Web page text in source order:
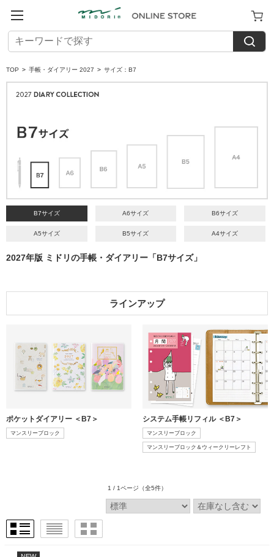
TOP > 手帳・ダイアリー 2027 > サイズ：B7
B7サイズ A6サイズ B6サイズ
A5サイズ B5サイズ A4サイズ
2027年版 ミドリの手帳・ダイアリー「B7サイズ」
ラインアップ
ポケットダイアリー ＜B7＞
マンスリーブロック
システム手帳リフィル ＜B7＞
マンスリーブロック
マンスリーブロック＆ウィークリーレフト
1 / 1ページ （全5件）